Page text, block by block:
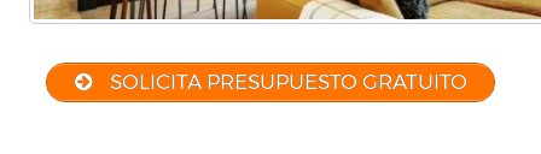
SOLICITA PRESUPUESTO GRATUITO